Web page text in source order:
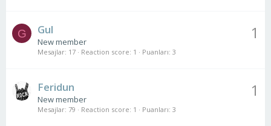
G 1
Gul
New member
Mesajlar 17 Reaction score 1 Puanları 3
1
Feridun
New member
Mesajlar 79 Reaction score 1 Puanları 3